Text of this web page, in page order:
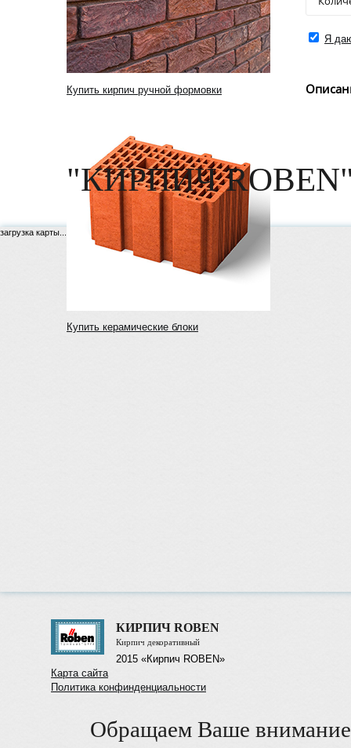
Купить кирпич ручной формовки
Купить керамические блоки
Я
"КИРПИЧ
загрузка карты...
КИРПИЧ ROBEN
Кирпич декоративный
2015 «Кирпич ROBEN»
Карта сайта
Политика конфинденциальности
Обращаем Ваше внимание